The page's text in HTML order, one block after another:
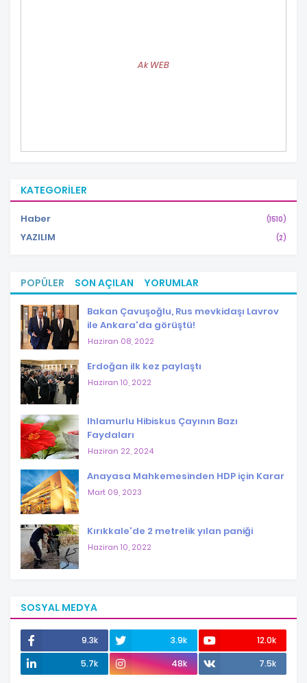
Ak WEB
KATEGORILER
Haber (1510)
YAZILIM (2)
POPÜLER SON AÇILAN YORUMLAR
Bakan Çavuşoğlu, Rus mevkidaşı Lavrov
ile Ankara'da görüştü!
Haziran 08, 2022
Erdoğan ilk kez paylaştı
Haziran 10, 2022
Ihlamurlu Hibiskus Çayının Bazı
Faydaları
Haziran 22, 2024
Anayasa Mahkemesinden HDP için Karar
Mart 09, 2023
Kırıkkale'de 2 metrelik yılan paniği
Haziran 10, 2022
SOSYAL MEDYA
9.3k 3.9k
12.0k
5.7k
48k 7.5k